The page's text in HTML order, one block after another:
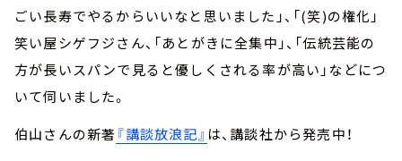
ごい長寿でやるからいいなと思いました」、「(笑)の権化」
笑い屋シゲフジさん、「あとがきに全集中」、「伝統芸能の
方が長いスパンで見ると優しくされる率が高い」などにつ
いて伺いました。
伯山さんの新著『講談放浪記』 は、講談社から発売中！